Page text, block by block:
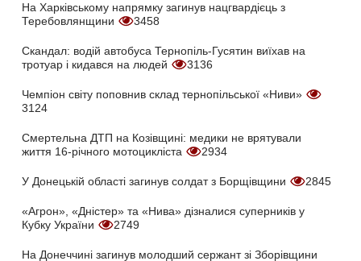
На Харківському напрямку загинув нацгвардієць з
Теребовлянщини
3458
Скандал: водій автобуса Тернопіль-Гусятин виїхав на
тротуар і кидався на людей
3136
Чемпіон світу поповнив склад тернопільської «Ниви»
3124
Смертельна ДТП на Козівщині: медики не врятували
життя 16-річного мотоцикліста
2934
У Донецькій області загинув солдат з Борщівщини 2845
«Агрон», «Дністер» та «Нива» дізналися суперників у
Кубку України
2749
На Донеччині загинув молодший сержант зі Зборівщини